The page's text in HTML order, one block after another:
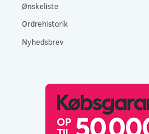
Ønskeliste
Ordrehistorik
Nyhedsbrev